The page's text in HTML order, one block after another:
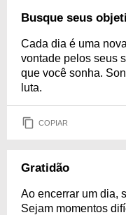
Busque seus
Cada dia é uma
vontade pelos seus
que você sonha.
luta.
COPIAR
Gratidão
Ao encerrar um dia,
Sejam momentos